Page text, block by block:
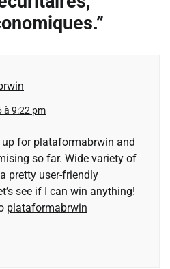
”
à 9:22 pm
for plataformabrwin and
so far. Wide variety of
pretty user-friendly
see if I can win anything!
plataformabrwin